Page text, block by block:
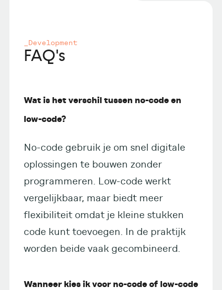
_Development
FAQ's
Wat is het verschil tussen no-code en
low-code?
No-code gebruik je om snel digitale
oplossingen te bouwen zonder
programmeren. Low-code werkt
vergelijkbaar, maar biedt meer
flexibiliteit omdat je kleine stukken
code kunt toevoegen. In de praktijk
worden beide vaak gecombineerd.
Wanneer kies ik voor no-code of low-code